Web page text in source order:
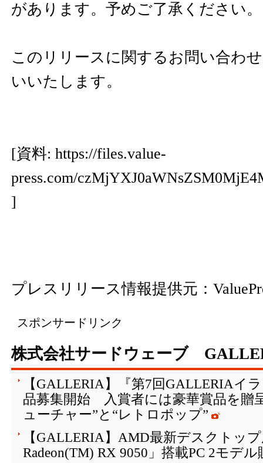
があります。予めご了承ください。
このリリースに関するお問い合わ
いいたします。
[資料: https://files.value-
press.com/
]
プレスリリース情報提供元：
スポンサードリンク
株式会社サードウェーブ
【GALLERIA】『第7回GALLERIAイ
品募集開始 入賞者には豪華賞品を
ューチャー”と“レトロポップ”
【GALLERIA】AMD最新デスクトッ
Radeon(TM) RX 9050」搭載PC 2モデル